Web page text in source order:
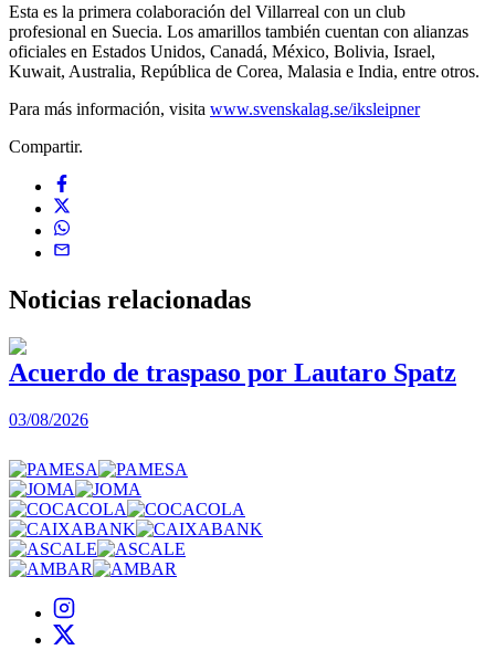
Esta es la primera colaboración del Villarreal con un club
profesional en Suecia. Los amarillos también cuentan con alianzas
oficiales en Estados Unidos, Canadá, México, Bolivia, Israel,
Kuwait, Australia, República de Corea, Malasia e India, entre otros.
Para más información, visita www.svenskalag.se/iksleipner
Compartir.
Noticias relacionadas
Acuerdo de traspaso por Lautaro Spatz
03/08/2026